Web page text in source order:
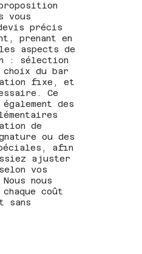
vous
précis
prenant en
aspects de
: sélection
choix du bar
fixe, et
Ce
des
de
ou des
afin
ajuster
vos
nous
coût